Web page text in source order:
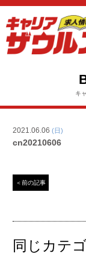
キ
2021.06.06 (日)
cn20210606
＜前の記事
同じカテ